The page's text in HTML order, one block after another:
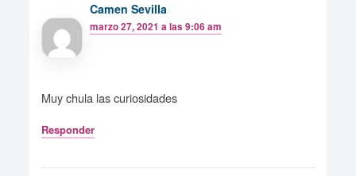
Camen Sevilla
marzo 27, 2021 a las 9:06 am
Muy chula las curiosidades
Responder